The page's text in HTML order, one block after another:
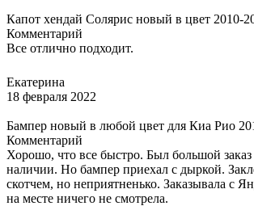
Капот хендай Солярис новый в цвет 2010-
Комментарий
Все отлично подходит.
Екатерина
18 февраля 2022
Бампер новый в любой цвет для Киа Рио
Комментарий
Хорошо, что все быстро. Был большой
наличии. Но бампер приехал с дыркой.
скотчем, но неприятненько. Заказывала с
на месте ничего не смотрела.